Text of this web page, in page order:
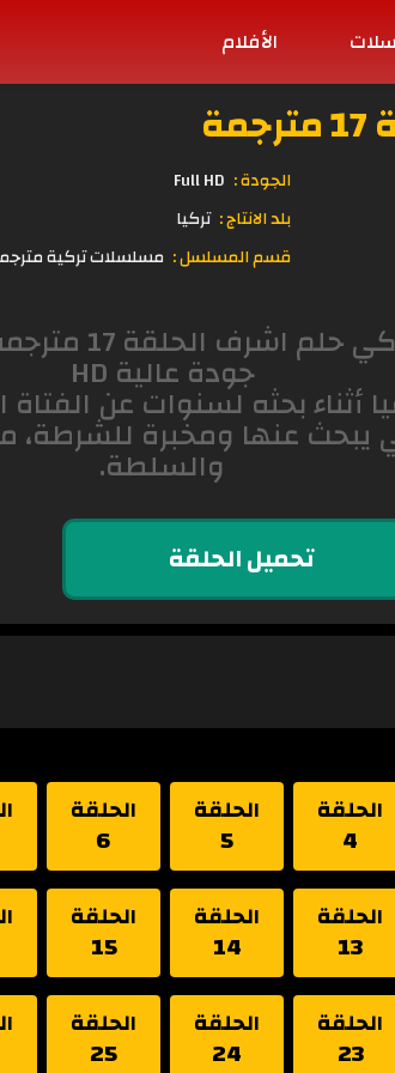
الأفلام
الجودة : Full HD
بلد الانتاج : تركيا
قسم المسلسل : مسلسلات تركية
مشاهدة
جودة عالية HD
بحثه لسنوات عن
يبحث عنها ومخبرة للشرطة،
والسلطة.
تحميل الحلقة
الحلقة
4
الحلقة
5
الحلقة
6
الحلقة
13
الحلقة
14
الحلقة
15
الحلقة
23
الحلقة
24
الحلقة
25